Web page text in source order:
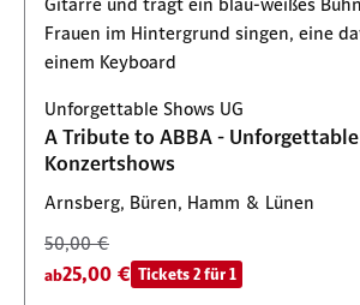
Unforgettable Shows UG
A Tribute to ABBA - Unforgettable
Konzertshows
Arnsberg, Büren, Hamm & Lünen
50,00 €
ab25,00 € Tickets 2 für 1